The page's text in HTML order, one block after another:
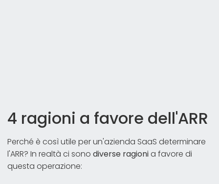
4 ragioni a favore dell'ARR
Perché è così utile per un'azienda SaaS determinare
l'ARR? In realtà ci sono diverse ragionia favore di
questa operazione: